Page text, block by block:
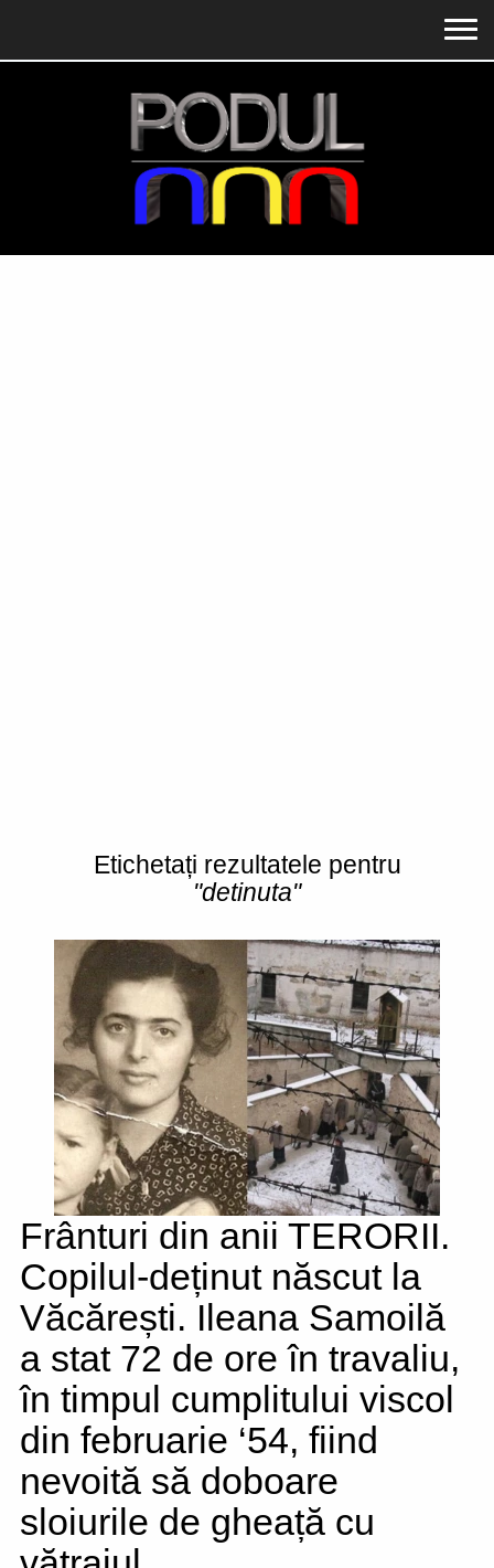
Etichetați rezultatele pentru
"detinuta"
Frânturi din anii TERORII.
Copilul-deținut născut la
Văcărești. Ileana Samoilă
a stat 72 de ore în travaliu,
în timpul cumplitului viscol
din februarie ‘54, fiind
nevoită să doboare
sloiurile de gheață cu